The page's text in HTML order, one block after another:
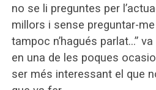
no se li preguntes per
millors i sense preguntar-
tampoc n’hagués parlat…”
en una de les poques
ser més interessant el que